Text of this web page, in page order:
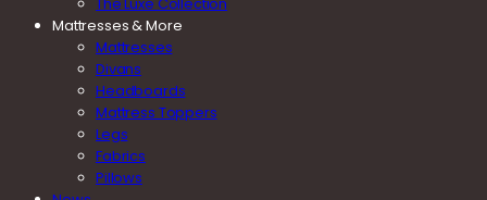
Mattresses & More
Mattresses
Divans
Headboards
Mattress Toppers
Legs
Fabrics
Pillows